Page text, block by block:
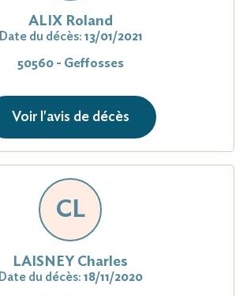
ALIX Roland
Date du décès: 13/01/2021
50560 - Geffosses
Voir l'avis de décès
CL
LAISNEY Charles
Date du décès: 18/11/2020